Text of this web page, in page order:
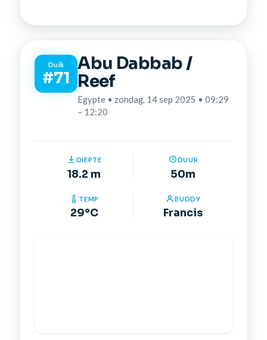
Duik
#71
Abu Dabbab /
Reef
Egypte • zondag, 14 sep 2025 • 09:29
– 12:20
DIEPTE
18.2 m
DUUR
50m
TEMP
29°C
BUDDY
Francis